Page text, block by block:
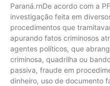
Paraná.rnDe acordo com a
investigação feita em
procedimentos que
apurando fatos criminosos
agentes políticos, que
criminosa, quadrilha ou
passiva, fraude em
dinheiro, uso de documento